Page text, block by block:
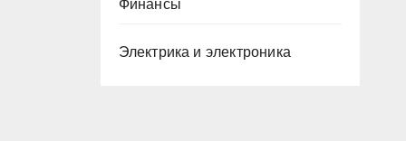
Финансы
Электрика и электроника